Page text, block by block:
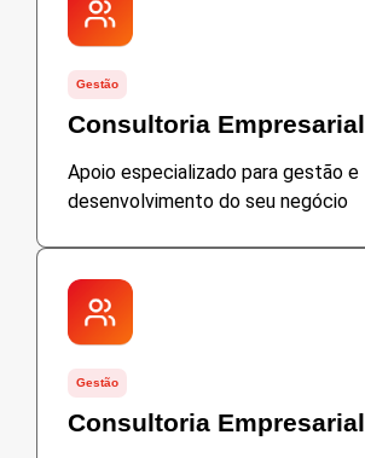
Gestão
Consultoria Empresarial
Apoio especializado para gestão e
desenvolvimento do seu negócio
Gestão
Consultoria Empresarial